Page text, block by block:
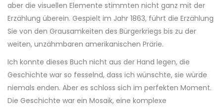
aber die visuellen Elemente stimmten nicht ganz mit der
Erzählung überein. Gespielt im Jahr 1863, führt die Erzählung
Sie von den Grausamkeiten des Bürgerkriegs bis zu der
weiten, unzähmbaren amerikanischen Prärie.
Ich konnte dieses Buch nicht aus der Hand legen, die
Geschichte war so fesselnd, dass ich wünschte, sie würde
niemals enden. Aber es schloss sich im perfekten Moment.
Die Geschichte war ein Mosaik, eine komplexe